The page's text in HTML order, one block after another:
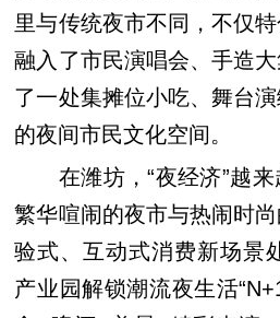
里与传统夜市不同，不仅
融入了市民演唱会、手造
了一处集摊位小吃、舞台
的夜间市民文化空间。
在潍坊，“夜经济”越来
繁华喧闹的夜市与热闹时
验式、互动式消费新场景
产业园解锁潮流夜生活